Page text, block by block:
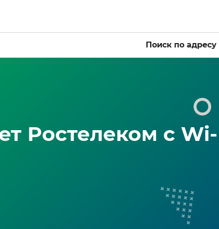
Поиск по адресу
Ростелеком с